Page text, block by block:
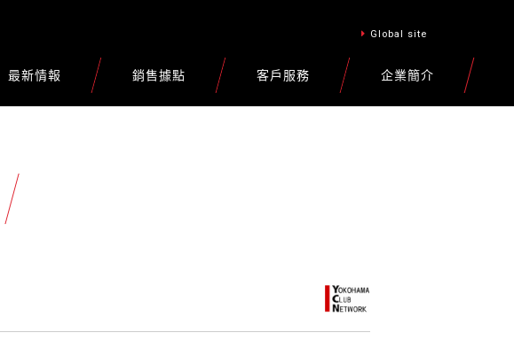
Global site
最新情報 銷售據點 客戶服務 企業簡介